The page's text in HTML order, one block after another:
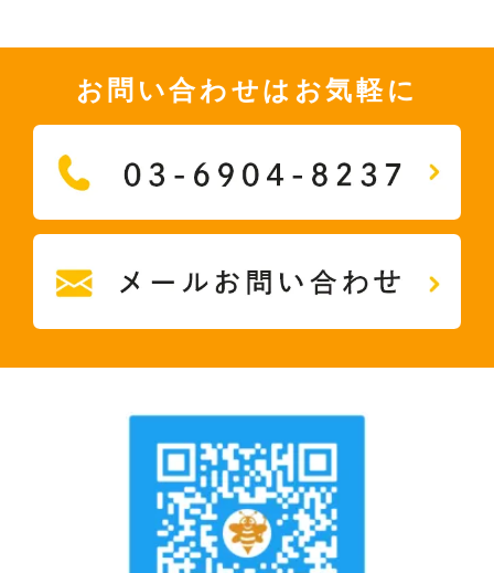
お問い合わせはお気軽に